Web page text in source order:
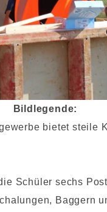
Bildlegende:
bietet steile
Schüler sechs
Baggern